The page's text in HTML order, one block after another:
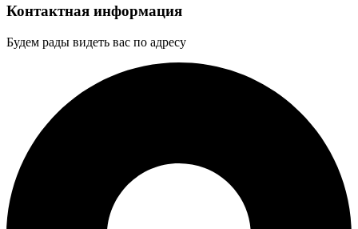
Контактная информация
Будем рады видеть вас по адресу